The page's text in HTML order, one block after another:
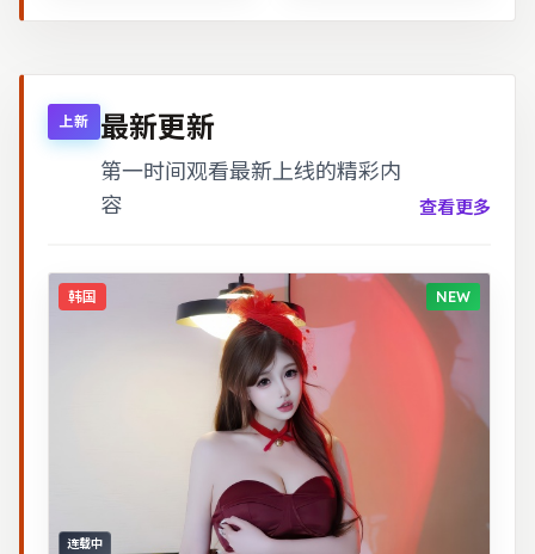
上新 最新更新
第一时间观看最新上线的精彩内
容
查看更多
韩国 NEW
连载中